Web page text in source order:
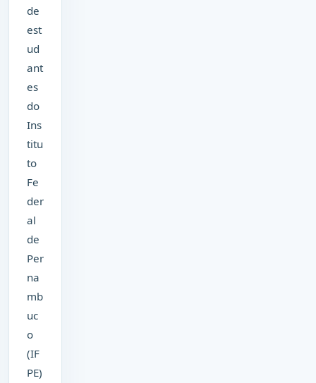
de
est
ud
ant
es
do
Ins
titu
to
Fe
der
al
de
Per
na
mb
uc
o
(IF
PE)